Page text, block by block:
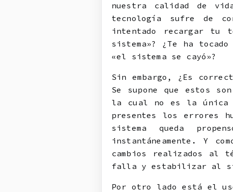
nuestra calidad de
tecnología sufre de
intentado recargar tu
sistema»? ¿Te ha
«el sistema se cayó»?
Sin embargo, ¿Es
Se supone que estos
la cual no es la única
presentes los errores
sistema queda
instantáneamente. Y
cambios realizados al
falla y estabilizar al
Por otro lado está el